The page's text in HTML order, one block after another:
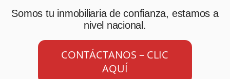
Somos tu inmobiliaria de confianza, estamos a
nivel nacional.
CONTÁCTANOS – CLIC
AQUÍ